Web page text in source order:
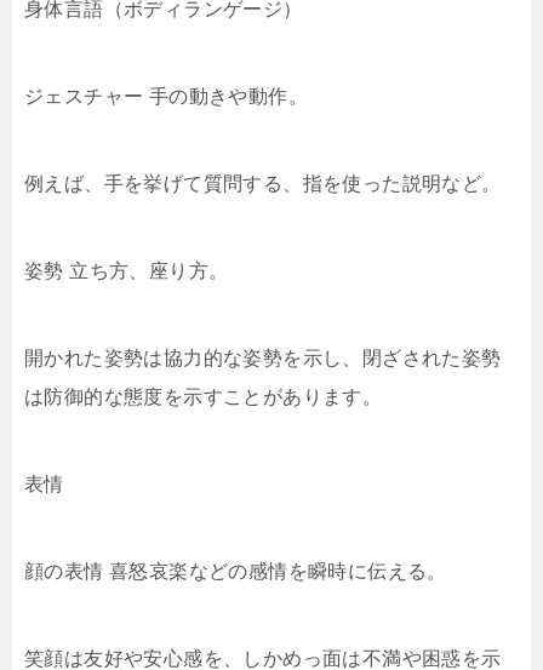
身体言語（ボディランゲージ）
ジェスチャー 手の動きや動作。
例えば、手を挙げて質問する、指を使った説明など。
姿勢 立ち方、座り方。
開かれた姿勢は協力的な姿勢を示し、閉ざされた姿勢
は防御的な態度を示すことがあります。
表情
顔の表情 喜怒哀楽などの感情を瞬時に伝える。
笑顔は友好や安心感を、しかめっ面は不満や困惑を示